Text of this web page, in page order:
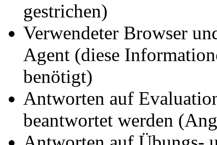
gestrichen)
Verwendeter Browser
Agent (diese
benötigt)
Antworten auf
beantwortet werden